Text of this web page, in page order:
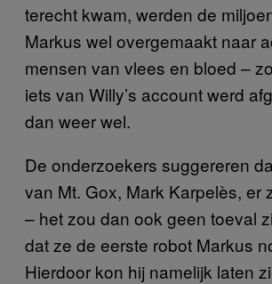
terecht kwam, werden de
Markus wel overgemaakt naar
mensen van vlees en bloed –
iets van Willy’s account werd
dan weer wel.
De onderzoekers suggereren
van Mt. Gox, Mark Karpelès, er
– het zou dan ook geen toeval
dat ze de eerste robot Markus
Hierdoor kon hij namelijk laten